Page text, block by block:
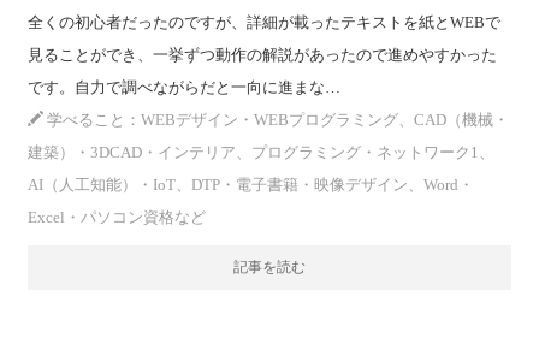
全くの初心者だったのですが、詳細が載ったテキストを紙とWEBで
見ることができ、一挙ずつ動作の解説があったので進めやすかった
です。自力で調べながらだと一向に進まな…
学べること：WEBデザイン・WEBプログラミング、CAD（機械・
建築）・3DCAD・インテリア、プログラミング・ネットワーク1、
AI（人工知能）・IoT、DTP・電子書籍・映像デザイン、Word・
Excel・パソコン資格など
記事を読む